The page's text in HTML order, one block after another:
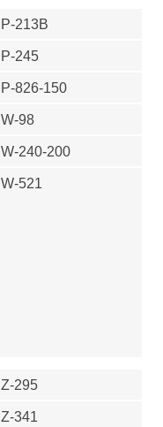
P-213B
P-245
P-826-150
W-98
W-240-200
W-521
Z-295
Z-341